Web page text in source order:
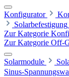
Konfigurator
Solarbefestigung
Zur Kategorie
Zur Kategorie Off-
Solarmodule
Sinus-